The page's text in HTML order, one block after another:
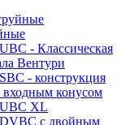
- Классическая
Вентури
- конструкция
входным конусом
XL
с двойным